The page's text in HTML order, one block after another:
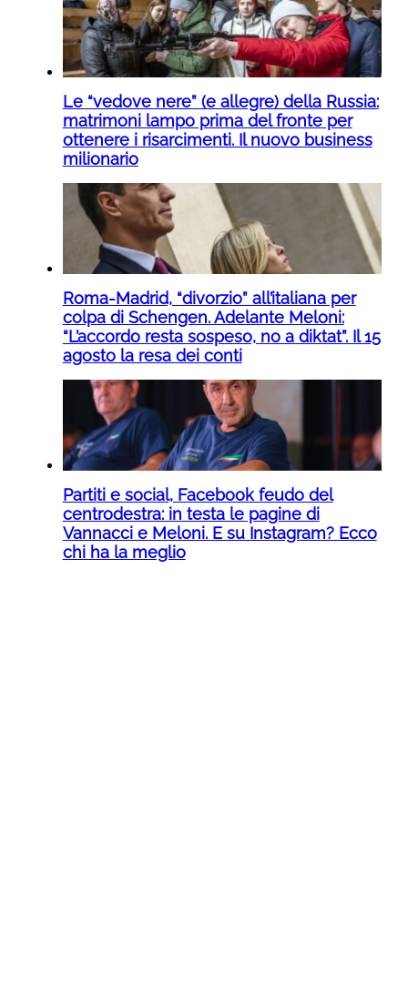
Le “vedove nere” (e allegre) della Russia:
matrimoni lampo prima del fronte per
ottenere i risarcimenti. Il nuovo business
milionario
Roma-Madrid, “divorzio” all’italiana per
colpa di Schengen. Adelante Meloni:
“L’accordo resta sospeso, no a diktat”. Il 15
agosto la resa dei conti
Partiti e social, Facebook feudo del
centrodestra: in testa le pagine di
Vannacci e Meloni. E su Instagram? Ecco
chi ha la meglio